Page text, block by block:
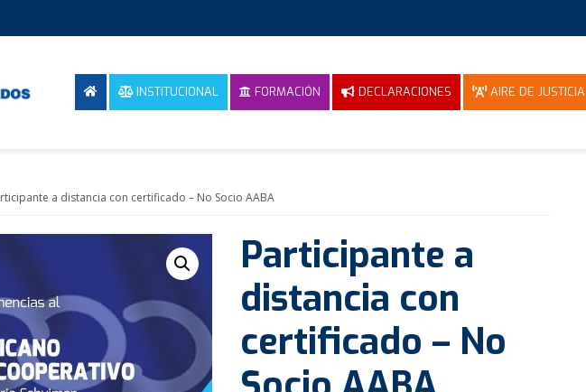
INSTITUCIONAL FORMACIÓN DECLARACIONES AIRE DE JUSTICIA
a distancia con certificado – No Socio AABA
Participante a
distancia con
certificado – No